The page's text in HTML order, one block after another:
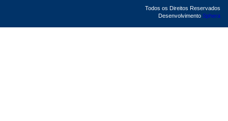
Todos os Direitos Reservados
Desenvolvimento Sphera